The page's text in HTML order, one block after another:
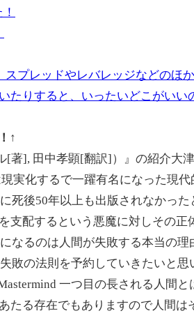
プレッドやレバレッジなどのほ
りすると、いったいどこがい
↑
著], 田中孝顕[翻訳]）』の紹介大
実化するで一躍有名になった現
後50年以上も出版されなかっ
配するという悪魔に対しその
なるのは人間が失敗する本当の
敗の法則を予約していきたいと
一つ目の長される人間
る存在でもありますので人間